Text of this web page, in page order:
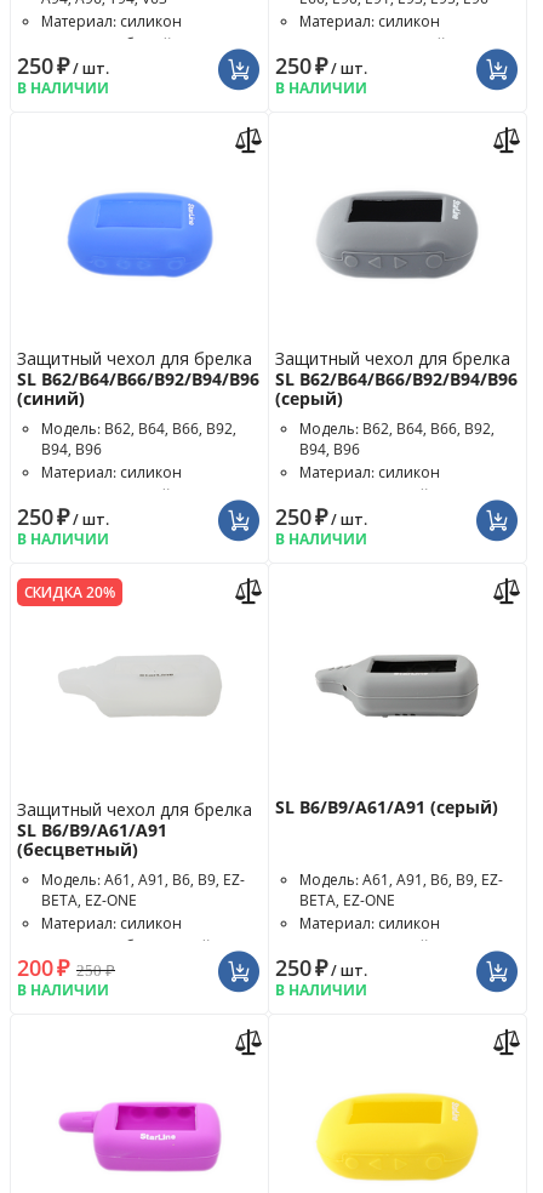
Материал: силикон
Цвет чехла: белый
250₽/ шт.
В НАЛИЧИИ
Материал: силикон
Цвет чехла: красный
250₽/ шт.
В НАЛИЧИИ
Защитный чехол для брелка
SL B62/B64/B66/B92/B94/B96
(синий)
Модель: B62, B64, B66, B92,
B94, B96
Материал: силикон
Цвет чехла: синий
250₽/ шт.
В НАЛИЧИИ
Защитный чехол для брелка
SL B62/B64/B66/B92/B94/B96
(серый)
Модель: B62, B64, B66, B92,
B94, B96
Материал: силикон
Цвет чехла: серый
250₽/ шт.
В НАЛИЧИИ
СКИДКА 20%
Защитный чехол для брелка
SL B6/B9/A61/A91
(бесцветный)
Модель: A61, A91, B6, B9, EZ-
BETA, EZ-ONE
Материал: силикон
Цвет чехла: бесцветный
200₽ 250₽
В НАЛИЧИИ
SL B6/B9/A61/A91 (серый)
Модель: A61, A91, B6, B9, EZ-
BETA, EZ-ONE
Материал: силикон
Цвет чехла: серый
250₽/ шт.
В НАЛИЧИИ